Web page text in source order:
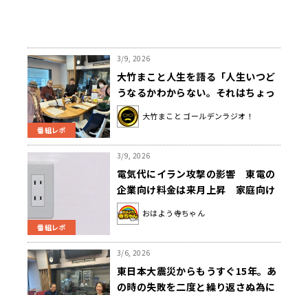
番組レポ
3/9, 2026
大竹まこと人生を語る「人生いつど
うなるかわからない。それはちょっ
と楽しみでもある」
大竹まこと ゴールデンラジオ！
番組レポ
3/9, 2026
電気代にイラン攻撃の影響 東電の
企業向け料金は来月上昇 家庭向け
影響6月にも
おはよう寺ちゃん
3/6, 2026
東日本大震災からもうすぐ15年。あ
の時の失敗を二度と繰り返さぬ為に